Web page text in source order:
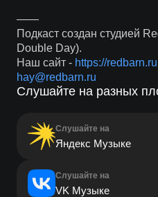
——
Подкаст создан студией
Double Day).
Наш сайт - https://redbarn.ru
hay@redbarn.ru
Слушайте на разных
Слушайте на
Яндекс Музыке
Слушайте на
VK Музыке